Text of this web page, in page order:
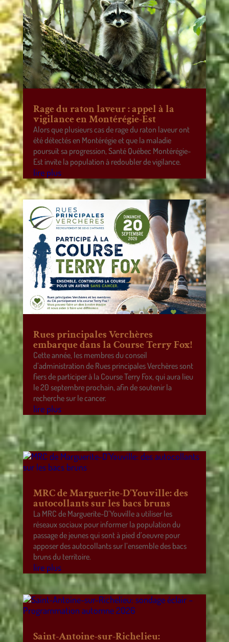
Rage du raton laveur : appel à la
vigilance en Montérégie-Est
Alors que plusieurs cas de rage du raton laveur ont
été détectés en Montérégie et que la maladie
poursuit sa progression, Santé Québec Montérégie-
Est invite la population à redoubler de vigilance.
lire plus
Rues principales Verchères
embarque dans la Course Terry Fox!
Cette année, les membres du conseil
d’administration de Rues principales Verchères sont
fiers de participer à la Course Terry Fox, qui aura lieu
le 20 septembre prochain, afin de soutenir la
recherche sur le cancer.
lire plus
MRC de Marguerite-D’Youville: des
autocollants sur les bacs bruns
La MRC de Marguerite-D’Youville a utiliser les
réseaux sociaux pour informer la population du
passage de jeunes qui sont à pied d’oeuvre pour
apposer des autocollants sur l’ensemble des bacs
bruns du territoire.
lire plus
Saint-Antoine-sur-Richelieu: